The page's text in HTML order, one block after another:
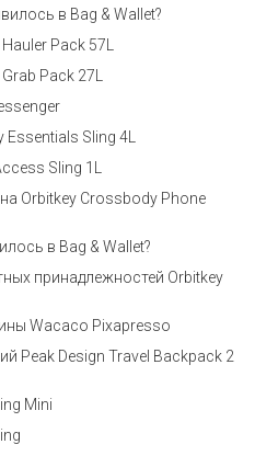
в Bag & Wallet?
Pack 57L
Pack 27L
Sling 4L
Sling 1L
Orbitkey Crossbody Phone
в Bag & Wallet?
принадлежностей Orbitkey
Wacaco Pixapresso
Peak Design Travel Backpack 2
Mini